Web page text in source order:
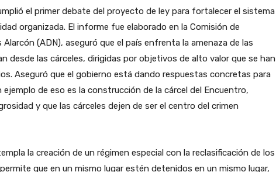
el primer debate del proyecto de ley para fortalecer el sistema
organizada. El informe fue elaborado en la Comisión de
(ADN), aseguró que el país enfrenta la amenaza de las
desde las cárceles, dirigidas por objetivos de alto valor que se han
Aseguró que el gobierno está dando respuestas concretas para
de eso es la construcción de la cárcel del Encuentro,
y que las cárceles dejen de ser el centro del crimen
la creación de un régimen especial con la reclasificación de los
que en un mismo lugar estén detenidos en un mismo lugar,